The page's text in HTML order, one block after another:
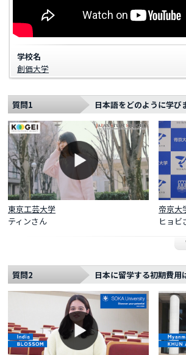
学校名
創価大学
質問1 日本語をどのように学び
東京工芸大学
ティンさん
帝京大
ヒョビ
質問2 日本に留学する初期費用